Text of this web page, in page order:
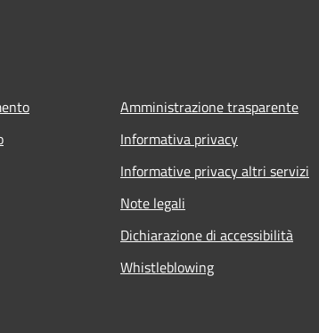
Amministrazione trasparente
Informativa privacy
Informative privacy altri servizi
Note legali
Dichiarazione di accessibilità
Whistleblowing